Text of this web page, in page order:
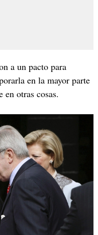
a un pacto para
en la mayor parte
en otras cosas.